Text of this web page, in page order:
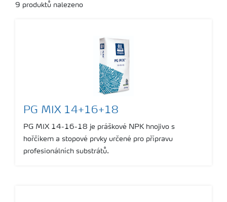
9 produktů nalezeno
PG MIX 14+16+18
PG MIX 14-16-18 je práškové NPK hnojivo s
hořčíkem a stopové prvky určené pro přípravu
profesionálních substrátů.